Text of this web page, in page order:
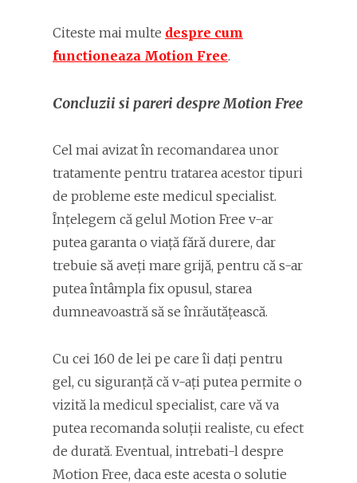
Citeste mai multe despre cum
functioneaza Motion Free.
Concluzii si pareri despre Motion Free
Cel mai avizat în recomandarea unor
tratamente pentru tratarea acestor tipuri
de probleme este medicul specialist.
Înțelegem că gelul Motion Free v-ar
putea garanta o viață fără durere, dar
trebuie să aveți mare grijă, pentru că s-ar
putea întâmpla fix opusul, starea
dumneavoastră să se înrăutățească.
Cu cei 160 de lei pe care îi dați pentru
gel, cu siguranță că v-ați putea permite o
vizită la medicul specialist, care vă va
putea recomanda soluții realiste, cu efect
de durată. Eventual, intrebati-l despre
Motion Free, daca este acesta o solutie